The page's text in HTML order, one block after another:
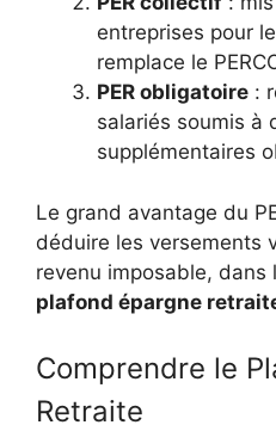
entreprises pour
remplace le
PER obligatoire :
salariés soumis à
supplémentaires
Le grand avantage du
déduire les versements
revenu imposable, dans
plafond épargne
Comprendre le
Retraite